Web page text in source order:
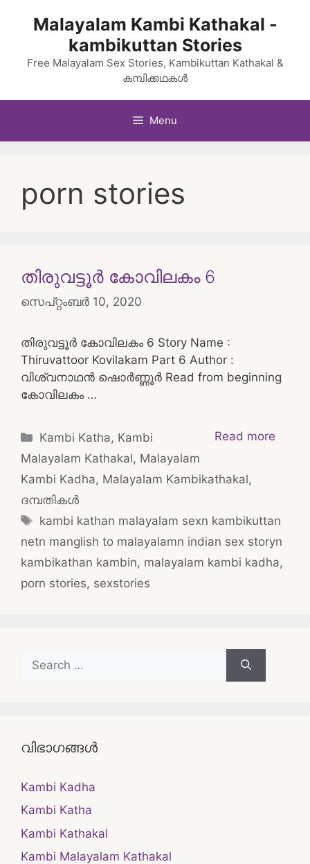
Malayalam Kambi Kathakal -
kambikuttan Stories
Free Malayalam Sex Stories, Kambikuttan Kathakal &
കമ്പിക്കഥകൾ
Menu
porn stories
തിരുവട്ടൂർ കോവിലകം 6
സെപ്റ്റംബർ 10, 2020
തിരുവട്ടൂർ കോവിലകം 6 Story Name :
Thiruvattoor Kovilakam Part 6 Author :
വിശ്വനാഥൻ ഷൊർണ്ണൂർ Read from beginning
കോവിലകം …
Read more
Categories
Kambi Katha, Kambi
Malayalam Kathakal, Malayalam
Kambi Kadha, Malayalam Kambikathakal,
ദമ്പതികള്‍
Tags
kambi kathan malayalam sexn kambikuttan
netn manglish to malayalamn indian sex storyn
kambikathan kambin, malayalam kambi kadha,
porn stories, sexstories
for:
വിഭാഗങ്ങൾ
Kambi Kadha
Kambi Katha
Kambi Kathakal
Kambi Malayalam Kathakal